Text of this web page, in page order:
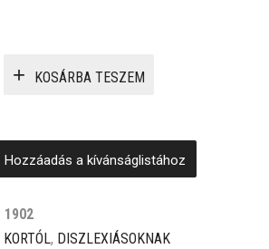
3
3
KOSÁRBA TESZEM
Hozzáadás a kívánságlistához
1902
, DISZLEXIÁSOKNAK